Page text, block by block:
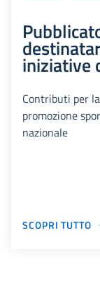
iniziative
Contributi per
promozione
nazionale
SCOPRI TUTTO